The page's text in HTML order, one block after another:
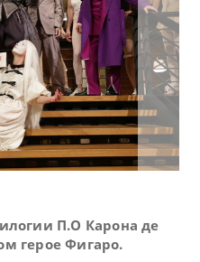
П.О Карона де
герое Фигаро.